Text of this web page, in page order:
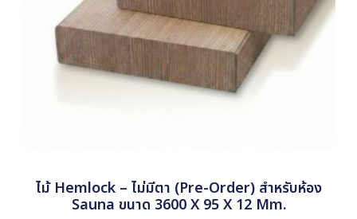
ไม้ Hemlock – ไม่มีตา (Pre-Order) สำหรับห้อง
Sauna ขนาด 3600 X 95 X 12 Mm.